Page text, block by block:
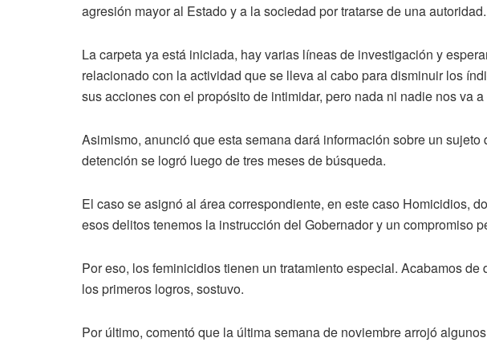
agresión mayor al Estado y a la sociedad por tratarse de una autoridad.
La carpeta ya está iniciada, hay varias líneas de investigación y
relacionado con la actividad que se lleva al cabo para disminuir los
sus acciones con el propósito de intimidar, pero nada ni nadie nos va
Asimismo, anunció que esta semana dará información sobre un
detención se logró luego de tres meses de búsqueda.
El caso se asignó al área correspondiente, en este caso Homicidios,
esos delitos tenemos la instrucción del Gobernador y un compromiso
Por eso, los feminicidios tienen un tratamiento especial. Acabamos
los primeros logros, sostuvo.
Por último, comentó que la última semana de noviembre arrojó